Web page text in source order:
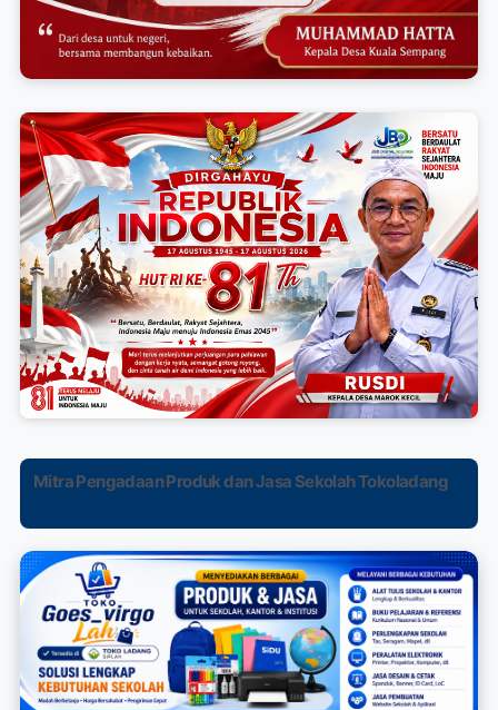
Mitra Pengadaan Produk dan Jasa Sekolah Tokoladang